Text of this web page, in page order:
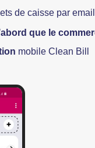
de caisse par
que le
mobile Clean Bill